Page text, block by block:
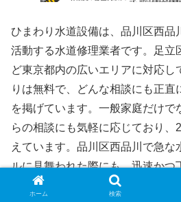
ひまわり水道設備は、品川区西品
活動する水道修理業者です。足立
ど東京都内の広いエリアに対応し
りは無料で、どんな相談にも正
を掲げています。一般家庭だけで
らの相談にも気軽に応じており、
えています。品川区西品川で急
ルに見舞われた際にも、迅速かつ
業者です。
ホーム 検索